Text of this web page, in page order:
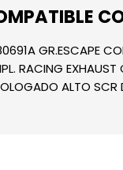
GR.ESCAPE
RACING
ALTO SCR